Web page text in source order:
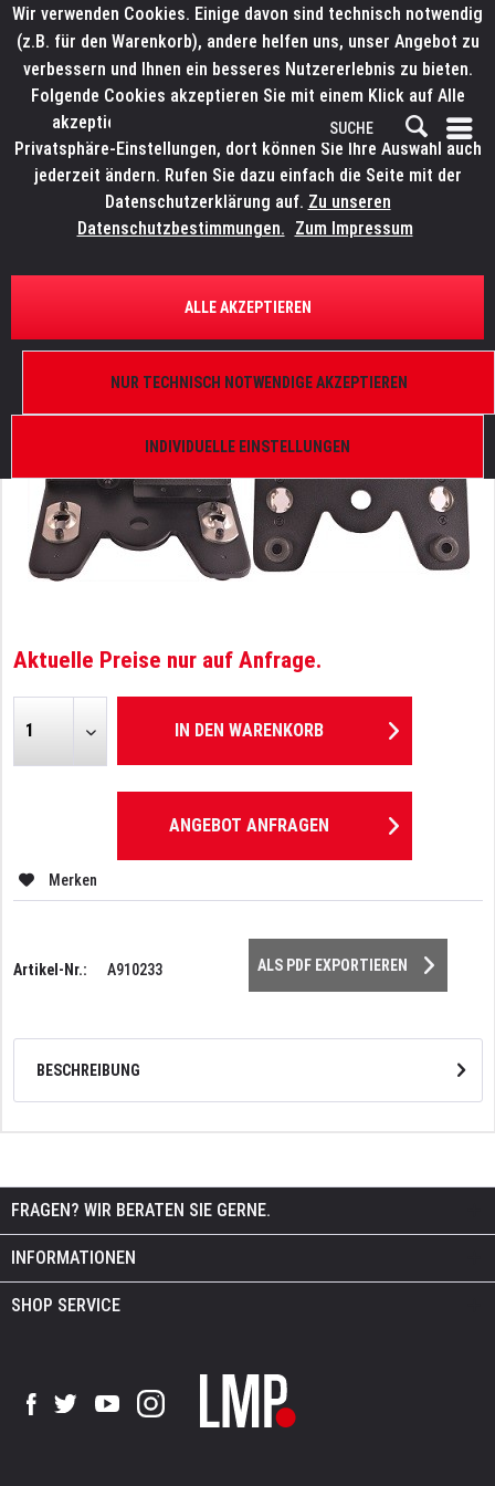
ÜBERSICHT ERSATZTEILE
ELATION 9900009664
Aktuelle Preise nur auf Anfrage.
IN DEN WARENKORB
ANGEBOT ANFRAGEN
Merken
Artikel-Nr.: A910233 ALS PDF EXPORTIEREN
BESCHREIBUNG
FRAGEN? WIR BERATEN SIE GERNE.
INFORMATIONEN
SHOP SERVICE
Wir verwenden Cookies. Einige davon sind technisch notwendig
(z.B. für den Warenkorb), andere helfen uns, unser Angebot zu
verbessern und Ihnen ein besseres Nutzererlebnis zu bieten.
Folgende Cookies akzeptieren Sie mit einem Klick auf Alle
akzeptieren. Weitere Informationen finden Sie in den
Privatsphäre-Einstellungen, dort können Sie Ihre Auswahl auch
jederzeit ändern. Rufen Sie dazu einfach die Seite mit der
Datenschutzerklärung auf. Zu unseren
Datenschutzbestimmungen. Zum Impressum
INDIVIDUELLE EINSTELLUNGEN
NUR TECHNISCH NOTWENDIGE AKZEPTIEREN
ALLE AKZEPTIEREN